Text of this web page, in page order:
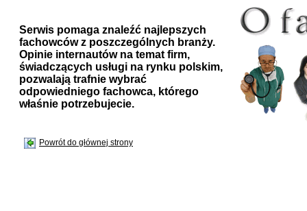
Serwis pomaga znaleźć najlepszych
fachowców z poszczególnych branży.
Opinie internautów na temat firm,
świadczących usługi na rynku polskim,
pozwalają trafnie wybrać
odpowiedniego fachowca, którego
właśnie potrzebujecie.
Powrót do głównej strony